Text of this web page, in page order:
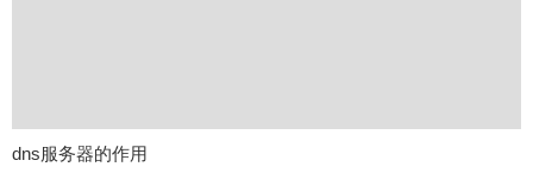
dns服务器的作用